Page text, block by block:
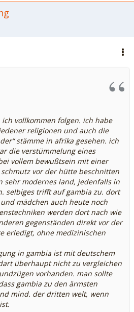
vollkommen folgen. ich habe
religionen und auch die
stämme in afrika gesehen. ich
die verstümmelung eines
vollem bewußtsein mit einer
vor der hütte beschnitten
sehr modernes land, jedenfalls in
selbiges trifft auf gambia zu. dort
mädchen auch heute noch
werden dort nach wie
gegenständen direkt vor der
erledigt, ohne medizinischen
in gambia ist mit deutschem
überhaupt nicht zu vergleichen
vorhanden. man sollte
gambia zu den ärmsten
mind. der dritten welt, wenn